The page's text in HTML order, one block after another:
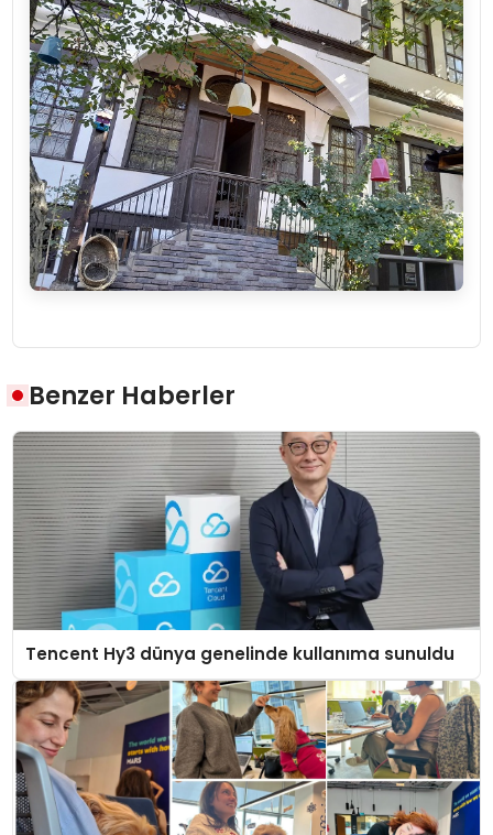
Benzer Haberler
Tencent Hy3 dünya genelinde kullanıma sunuldu